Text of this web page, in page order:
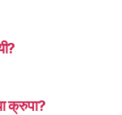
क्रुपा?